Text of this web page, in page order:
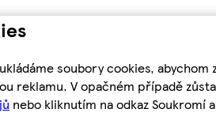
soubory cookies,
reklamu. V opačném případě
nebo kliknutím na odkaz Soukromí